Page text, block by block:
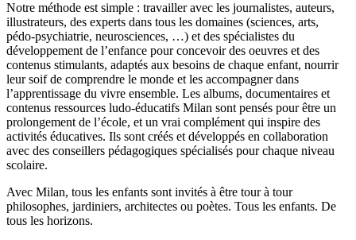
Notre méthode est simple : travailler avec les journalistes, auteurs,
illustrateurs, des experts dans tous les domaines (sciences, arts,
pédo-psychiatrie, neurosciences, …) et des spécialistes du
développement de l’enfance pour concevoir des oeuvres et des
contenus stimulants, adaptés aux besoins de chaque enfant, nourrir
leur soif de comprendre le monde et les accompagner dans
l’apprentissage du vivre ensemble. Les albums, documentaires et
contenus ressources ludo-éducatifs Milan sont pensés pour être un
prolongement de l’école, et un vrai complément qui inspire des
activités éducatives. Ils sont créés et développés en collaboration
avec des conseillers pédagogiques spécialisés pour chaque niveau
scolaire.
Avec Milan, tous les enfants sont invités à être tour à tour
philosophes, jardiniers, architectes ou poètes. Tous les enfants. De
tous les horizons.